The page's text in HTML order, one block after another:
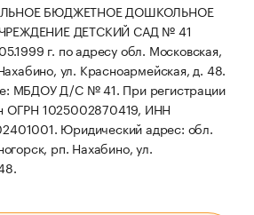
БЮДЖЕТНОЕ ДОШКОЛЬНОЕ
ДЕТСКИЙ САД № 41
г. по адресу обл. Московская,
ул. Красноармейская, д. 48.
МБДОУ Д/С № 41. При регистрации
ОГРН 1025002870419, ИНН
Юридический адрес: обл.
рп. Нахабино, ул.